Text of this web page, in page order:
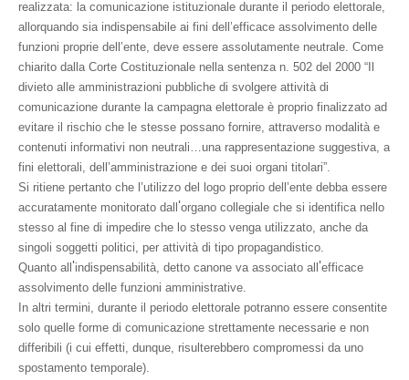
realizzata: la comunicazione istituzionale durante il periodo elettorale,
allorquando sia indispensabile ai fini dell’efficace assolvimento delle
funzioni proprie dell’ente, deve essere assolutamente neutrale. Come
chiarito dalla Corte Costituzionale nella sentenza n. 502 del 2000 “Il
divieto alle amministrazioni pubbliche di svolgere attività di
comunicazione durante la campagna elettorale è proprio finalizzato ad
evitare il rischio che le stesse possano fornire, attraverso modalità e
contenuti informativi non neutrali…una rappresentazione suggestiva, a
fini elettorali, dell’amministrazione e dei suoi organi titolari”.
Si ritiene pertanto che l’utilizzo del logo proprio dell’ente debba essere
accuratamente monitorato dall 'organo collegiale che si identifica nello
stesso al fine di impedire che lo stesso venga utilizzato, anche da
singoli soggetti politici, per attività di tipo propagandistico.
Quanto all 'indispensabilità, detto canone va associato all 'efficace
assolvimento delle funzioni amministrative.
In altri termini, durante il periodo elettorale potranno essere consentite
solo quelle forme di comunicazione strettamente necessarie e non
differibili (i cui effetti, dunque, risulterebbero compromessi da uno
spostamento temporale).